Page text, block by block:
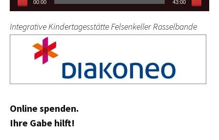
00:00 43:00
Integrative Kindertagesstätte Felsenkeller Rasselbande
Online spenden.
Ihre Gabe hilft!